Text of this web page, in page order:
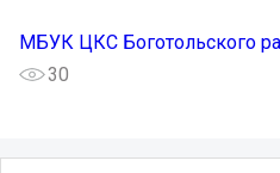
МБУК ЦКС Боготольского
30